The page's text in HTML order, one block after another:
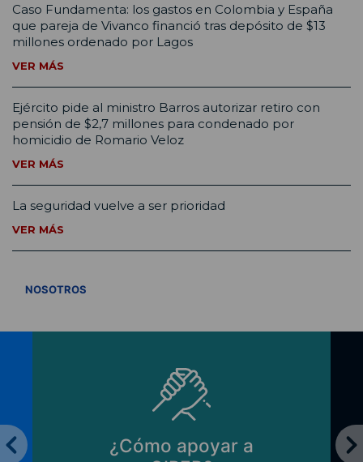
Caso Fundamenta: los gastos en Colombia y España
que pareja de Vivanco financió tras depósito de $13
millones ordenado por Lagos
VER MÁS
Ejército pide al ministro Barros autorizar retiro con
pensión de $2,7 millones para condenado por
homicidio de Romario Veloz
VER MÁS
La seguridad vuelve a ser prioridad
VER MÁS
NOSOTROS
¿Cómo apoyar a